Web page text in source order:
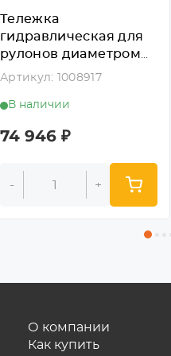
Тележка
гидравлическая для
рулонов диаметром
700-1200 мм, ZT 1000,
мм, полиуретановые
Артикул: 1008917
В наличии
74 946 ₽
- +
О компании
Как купить